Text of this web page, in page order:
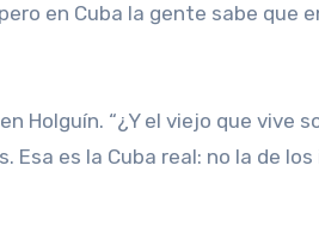
en Cuba la gente sabe que
Holguín. “¿Y el viejo que vive
es la Cuba real: no la de